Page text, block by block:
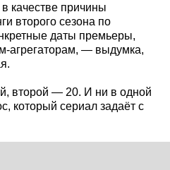
качестве причины
второго сезона по
даты премьеры,
агрегаторам, — выдумка,
второй — 20. И ни в одной
который сериал задаёт с